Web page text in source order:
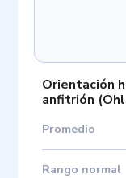
Orientación
anfitrión (
Promedio
Rango normal